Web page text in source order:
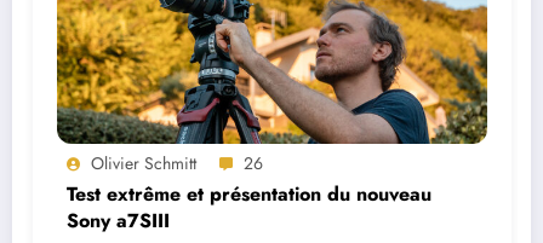
Olivier Schmitt
DJI Mavic 2 Pro VS DJI Mavic 2